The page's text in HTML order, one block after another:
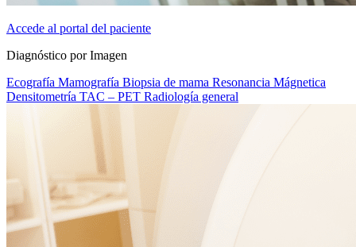
Accede al portal del paciente
Diagnóstico por Imagen
Ecografía Mamografía Biopsia de mama Resonancia Mágnetica
Densitometría TAC – PET Radiología general